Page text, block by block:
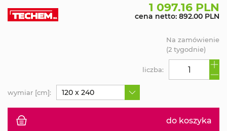
1 097.16 PLN
cena netto: 892.00 PLN
do koszyka
liczba:
Na zamówienie
(2 tygodnie)
wymiar [cm]: 120 x 240